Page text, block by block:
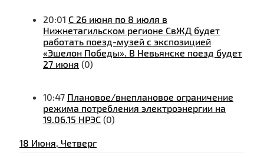
20:01 C 26 июня по 8 июля в
Нижнетагильском регионе СвЖД будет
работать поезд-музей с экспозицией
«Эшелон Победы». В Невьянске поезд будет
27 июня (0)
10:47 Плановое/внеплановое ограничение
режима потребления электроэнергии на
19.06.15 НРЭС (0)
18 Июня, Четверг